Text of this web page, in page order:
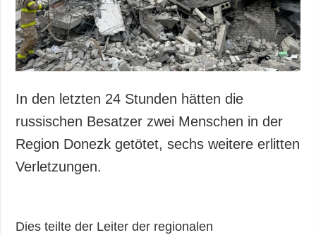
In den letzten 24 Stunden hätten die
russischen Besatzer zwei Menschen in der
Region Donezk getötet, sechs weitere erlitten
Verletzungen.
Dies teilte der Leiter der regionalen